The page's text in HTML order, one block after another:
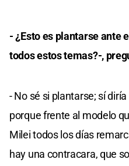
- ¿Esto es plantarse ante
todos estos temas?-,
- No sé si plantarse; sí
porque frente al modelo
Milei todos los días
hay una contracara, que